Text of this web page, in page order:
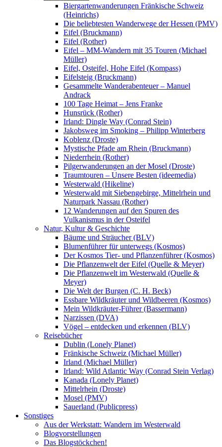
Biergartenwanderungen Fränkische Schweiz
(Heinrichs)
Die beliebtesten Wanderwege der Hessen (PMV)
Eifel (Bruckmann)
Eifel (Rother)
Eifel – MM-Wandern mit 35 Touren (Michael
Müller)
Eifel, Osteifel, Hohe Eifel (Kompass)
Eifelsteig (Bruckmann)
Gesammelte Wanderabenteuer – Manuel
Andrack
100 Tage Heimat – Jens Franke
Hunsrück (Rother)
Irland: Dingle Way (Conrad Stein)
Jakobsweg im Smoking – Philipp Winterberg
Koblenz (Droste)
Mystische Pfade am Rhein (Bruckmann)
Niederrhein (Rother)
Pilgerwanderungen an der Mosel (Droste)
Traumtouren – Unsere Besten (ideemedia)
Westerwald (Hikeline)
Westerwald mit Siebengebirge, Mittelrhein und
Naturpark Nassau (Rother)
12 Wanderungen auf den Spuren des
Vulkanismus in der Osteifel
Natur, Kultur & Geschichte
Bäume und Sträucher (BLV)
Blumenführer für unterwegs (Kosmos)
Der Kosmos Tier- und Pflanzenführer (Kosmos)
Die Pflanzenwelt der Eifel (Quelle & Meyer)
Die Pflanzenwelt im Westerwald (Quelle &
Meyer)
Die Welt der Burgen (C. H. Beck)
Essbare Wildkräuter und Wildbeeren (Kosmos)
Mein Wildkräuter-Führer (Bassermann)
Narzissen (DVA)
Vögel – entdecken und erkennen (BLV)
Reisebücher
Dublin (Lonely Planet)
Fränkische Schweiz (Michael Müller)
Irland (Michael Müller)
Irland: Wild Atlantic Way (Conrad Stein Verlag)
Kanada (Lonely Planet)
Mittelrhein (Droste)
Mosel (PMV)
Sauerland (Publicpress)
Sonstiges
Aus der Werkstatt: Wandern im Westerwald
Blogvorstellungen
Das Blogstöckchen!